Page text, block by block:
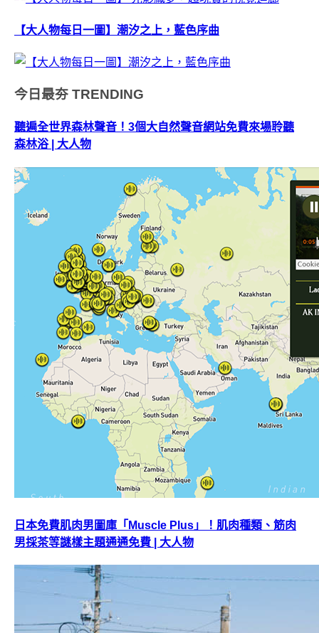
【大人物每日一圖】潮汐之上，藍色序曲
今日最夯 TRENDING
聽遍全世界森林聲音！3個大自然聲音網站免費來場聆聽
森林浴 | 大人物
日本免費肌肉男圖庫「Muscle Plus」！肌肉種類、筋肉
男採茶等謎樣主題通通免費 | 大人物